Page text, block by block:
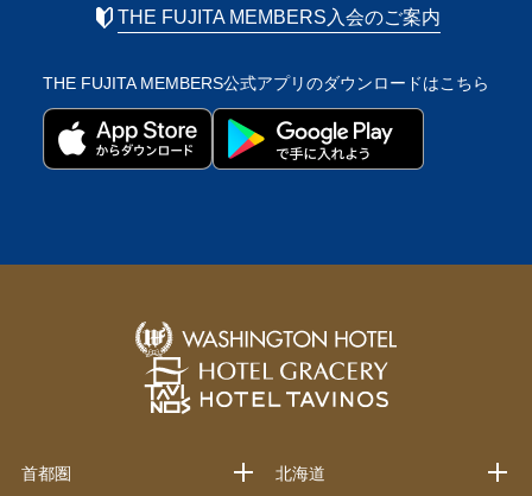
THE FUJITA MEMBERS入会のご案内
THE FUJITA MEMBERS公式アプリのダウンロードはこちら
首都圏
北海道